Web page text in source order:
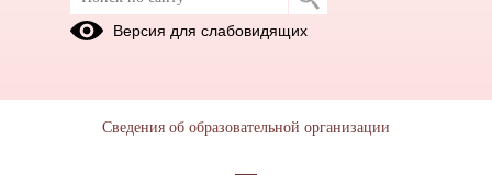
Дистанционное обучение
для
Версия для слабовидящих
Сведения об образовательной организации